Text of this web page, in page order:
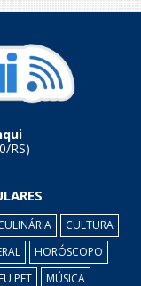
RS)
CULTURA
HORÓSCOPO
PET MÚSICA